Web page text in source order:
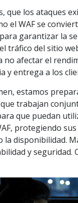
que los ataques
el WAF se
garantizar la
tráfico del sitio
no afectar el
y entrega a los
estamos
trabajan
que puedan
protegiendo
la disponibilidad.
y seguridad.